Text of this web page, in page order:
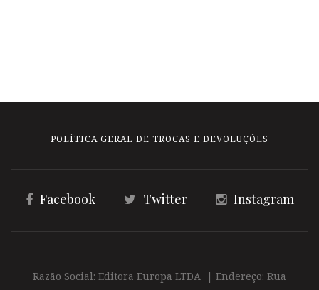
POLÍTICA GERAL DE TROCAS E DEVOLUÇÕES
Facebook Twitter Instagram
Razão Social: Editora Europa LTDA | Endereço: Rua